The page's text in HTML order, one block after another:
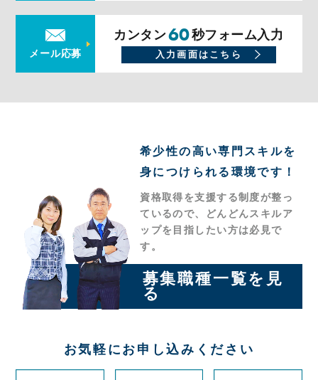
メール応募
カンタン60秒フォーム入力
入力画面はこちら
希少性の高い専門スキルを
身につけられる環境です！
資格取得を支援する制度が整っ
ているので、どんどんスキルア
ップを目指したい方は必見で
す。
募集職種一覧を見
る
お気軽にお申し込みください